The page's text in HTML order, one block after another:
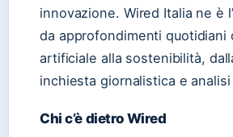
innovazione. Wired Italia ne è
da approfondimenti quotidiani
artificiale alla sostenibilità,
inchiesta giornalistica e
Chi c’è dietro Wired